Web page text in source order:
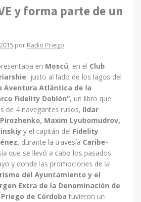
y forma parte de un
por Radio Priego
en Moscú, en el Club
, justo al lado de los lagos del
Aventura Atlántica de la
Fidelity Doblón”, un libro que
de 4 navegantes rusos, Ildar
Maxim Lyubomudrov,
y el capitán del Fidelity
durante la travesía Caribe-
que se llevó a cabo los pasados
y donde las promociones de la
del Ayuntamiento y el
Extra de la Denominación de
de Córdoba tuvieron un